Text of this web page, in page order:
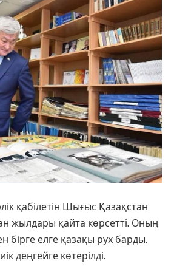
қабілетін Шығыс Қазақстан
жылдары қайта көрсетті. Оның
бірге елге қа­зақы рух барды.
деңгейге көтерілді.